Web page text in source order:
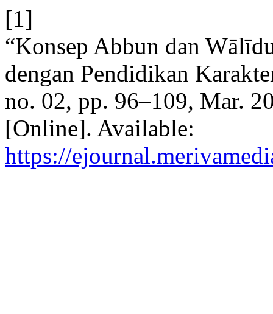
[1]
“Konsep Abbun dan
dengan Pendidikan
no. 02, pp. 96–109, Mar.
[Online]. Available:
https://